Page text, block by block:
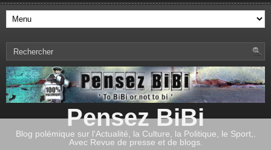
Pensez BiBi
Blog polémique sur l'Actualité, la Culture, la Politique, le Sport,.
Avec Revue de presse et de blogs.